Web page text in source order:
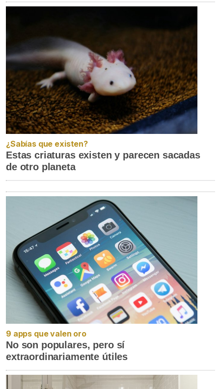
¿Sabías que existen?
Estas criaturas existen y parecen sacadas
de otro planeta
9 apps que valen oro
No son populares, pero sí
extraordinariamente útiles